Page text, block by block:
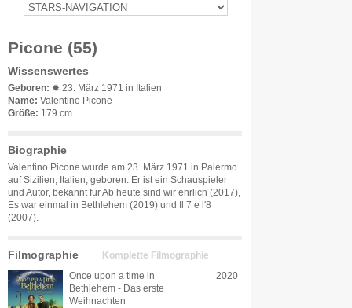
Picone (55)
Wissenswertes
Geboren: ✹ 23. März 1971 in Italien
Name: Valentino Picone
Größe: 179 cm
Biographie
Valentino Picone wurde am 23. März 1971 in Palermo
auf Sizilien, Italien, geboren. Er ist ein Schauspieler
und Autor, bekannt für Ab heute sind wir ehrlich (2017),
Es war einmal in Bethlehem (2019) und Il 7 e l'8
(2007).
Filmographie Komplette Filmographie
Once upon a time in
Bethlehem - Das erste
Weihnachten
2020